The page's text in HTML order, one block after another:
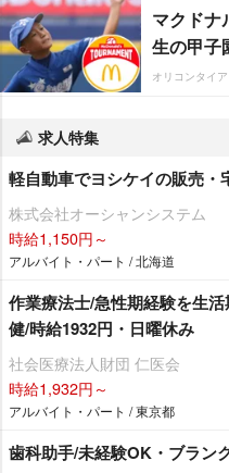
マクドナ
生の甲子
オリコンタイ
求人特集
軽自動車でヨシケイの販売・
株式会社オーシャンシステム
時給1,150円～
アルバイト・パート / 北海道
作業療法士/急性期経験を生
健/時給1932円・日曜休み
社会医療法人財団 仁医会
時給1,932円～
アルバイト・パート / 東京都
歯科助手/未経験OK・ブラン